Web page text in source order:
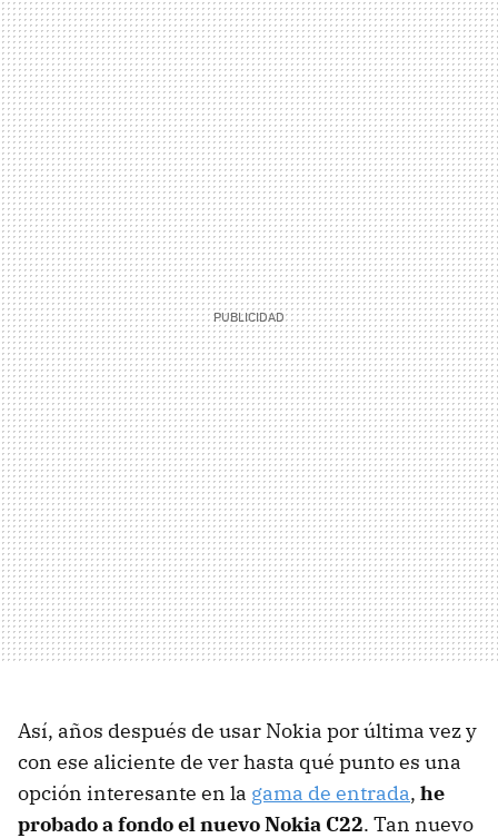
Así, años después de usar Nokia por última vez y
con ese aliciente de ver hasta qué punto es una
opción interesante en la gama de entrada, he
probado a fondo el nuevo Nokia C22. Tan nuevo